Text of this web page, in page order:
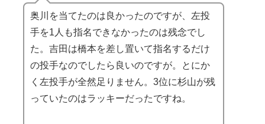
奥川を当てたのは良かったのですが、左投
手を1人も指名できなかったのは残念でし
た。吉田は橋本を差し置いて指名するだけ
の投手なのでしたら良いのですが。とにか
く左投手が全然足りません。3位に杉山が残
っていたのはラッキーだったですね。